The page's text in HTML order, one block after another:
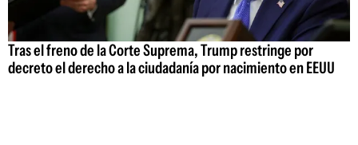
Tras el freno de la Corte Suprema, Trump restringe por
decreto el derecho a la ciudadanía por nacimiento en EEUU